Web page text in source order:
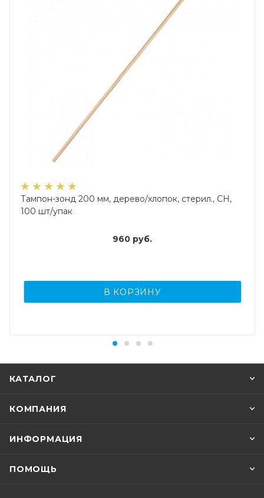
Тампон-зонд 200 мм, дерево/хлопок, стерил., CH,
100 шт/упак
960 руб.
В КОРЗИНУ
КАТАЛОГ
КОМПАНИЯ
ИНФОРМАЦИЯ
ПОМОЩЬ